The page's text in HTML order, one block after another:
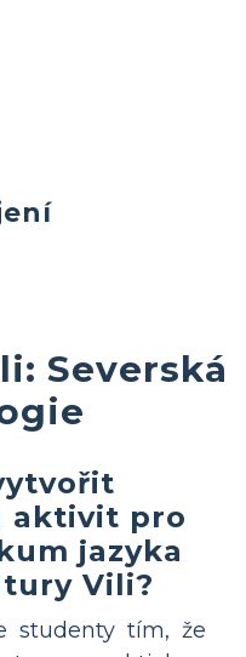
Severská
aktivit pro
jazyka
Vili?
studenty tím, že